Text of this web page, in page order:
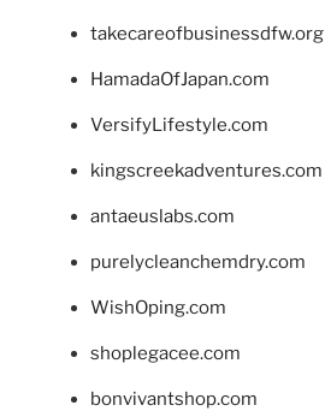
takecareofbusinessdfw.org
HamadaOfJapan.com
VersifyLifestyle.com
kingscreekadventures.com
antaeuslabs.com
purelycleanchemdry.com
WishOping.com
shoplegacee.com
bonvivantshop.com